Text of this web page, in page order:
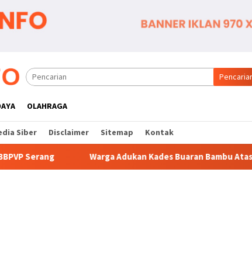
OLAHRAGA
Siber Disclaimer Sitemap Kontak
Adukan Kades Buaran Bambu Atas Dugaan Pungutan